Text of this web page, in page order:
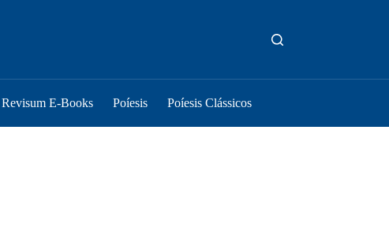
Revisum E-Books Poíesis Poíesis Clássicos